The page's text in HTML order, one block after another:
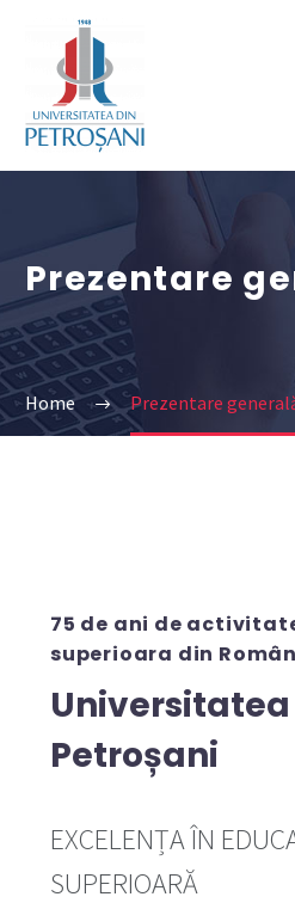
Prezentare
Home Prezentare
75 de ani de
superioara din
Petroșani
EXCELENȚA ÎN
SUPERIOARĂ